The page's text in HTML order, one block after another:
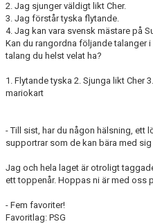
2. Jag sjunger väldigt likt Cher.
3. Jag förstår tyska flytande.
4. Jag kan vara svensk mästare på
Kan du rangordna följande talanger
talang du helst velat ha?
1. Flytande tyska 2. Sjunga likt Cher
mariokart
- Till sist, har du någon hälsning, ett
supportrar som de kan bära med
Jag och hela laget är otroligt
ett toppenår. Hoppas ni är med
- Fem favoriter!
Favoritlag: PSG